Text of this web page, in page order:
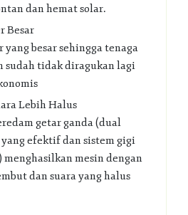
dan hemat solar.
Besar
besar sehingga tenaga
sudah tidak diragukan lagi
Lebih Halus
getar ganda (dual
efektif dan sistem gigi
mesin dengan
dan suara yang halus